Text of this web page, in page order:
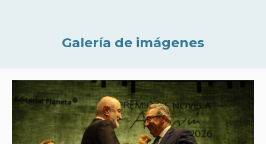
Galería de imágenes